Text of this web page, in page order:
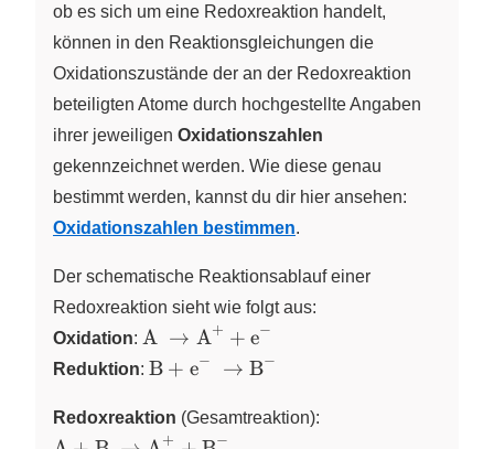
ob es sich um eine Redoxreaktion handelt,
können in den Reaktionsgleichungen die
Oxidationszustände der an der Redoxreaktion
beteiligten Atome durch hochgestellte Angaben
ihrer jeweiligen Oxidationszahlen
gekennzeichnet werden. Wie diese genau
bestimmt werden, kannst du dir hier ansehen:
Oxidationszahlen bestimmen.
Der schematische Reaktionsablauf einer
Redoxreaktion sieht wie folgt aus:
Oxidation: \ce{A
\rightarrow
A → AX
+ + e−
Reduktion: \ce{ B +
\rightarrow
B^-}
B + eX
− → B−
Redoxreaktion (Gesamtreaktion):
+ −